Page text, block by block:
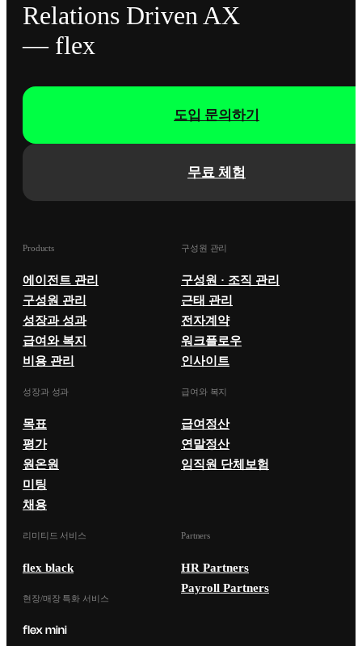
Relations Driven AX
— flex
무료 체험
도입 문의하기
Products
에이전트 관리
구성원 관리
성장과 성과
급여와 복지
비용 관리
구성원 관리
구성원 · 조직 관리
근태 관리
전자계약
워크플로우
인사이트
성장과 성과
목표
평가
원온원
미팅
채용
급여와 복지
급여정산
연말정산
임직원 단체보험
리미티드 서비스
flex black
현장/매장 특화 서비스
Partners
HR Partners
Payroll Partners